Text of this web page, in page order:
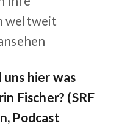
weltweit
hier was
Fischer? (SRF
Podcast